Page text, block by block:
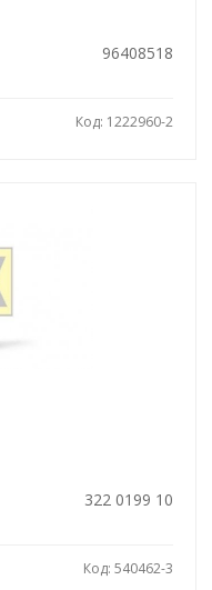
96408518
Код: 1222960-2
322 0199 10
Код: 540462-3